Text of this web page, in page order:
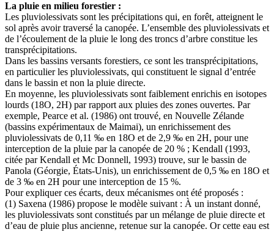
La pluie en milieu forestier :
Les pluviolessivats sont les précipitations qui, en forêt, atteignent le
sol après avoir traversé la canopée. L’ensemble des pluviolessivats et
de l’écoulement de la pluie le long des troncs d’arbre constitue les
transprécipitations.
Dans les bassins versants forestiers, ce sont les transprécipitations,
en particulier les pluviolessivats, qui constituent le signal d’entrée
dans le bassin et non la pluie directe.
En moyenne, les pluviolessivats sont faiblement enrichis en isotopes
lourds (18O, 2H) par rapport aux pluies des zones ouvertes. Par
exemple, Pearce et al. (1986) ont trouvé, en Nouvelle Zélande
(bassins expérimentaux de Maimai), un enrichissement des
pluviolessivats de 0,11 ‰ en 18O et de 2,9 ‰ en 2H, pour une
interception de la pluie par la canopée de 20 % ; Kendall (1993,
citée par Kendall et Mc Donnell, 1993) trouve, sur le bassin de
Panola (Géorgie, États-Unis), un enrichissement de 0,5 ‰ en 18O et
de 3 ‰ en 2H pour une interception de 15 %.
Pour expliquer ces écarts, deux mécanismes ont été proposés :
(1) Saxena (1986) propose le modèle suivant : À un instant donné,
les pluviolessivats sont constitués par un mélange de pluie directe et
d’eau de pluie plus ancienne, retenue sur la canopée. Or cette eau est